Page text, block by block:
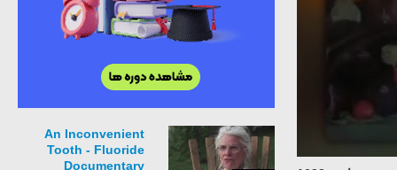
An Inconvenient
Tooth - Fluoride
Documentary